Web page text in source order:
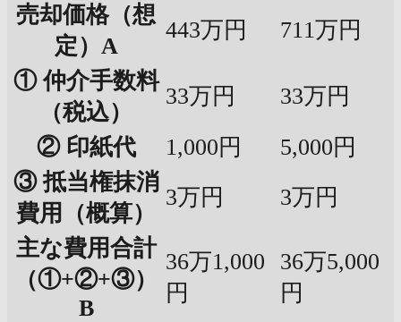
売却価格（想
定）A
443万円
711万円
① 仲介手数料
（税込）
33万円
33万円
② 印紙代
1,000円
5,000円
③ 抵当権抹消
費用（概算）
3万円
3万円
主な費用合計
（①+②+③）
B
36万1,000
円
36万5,000
円